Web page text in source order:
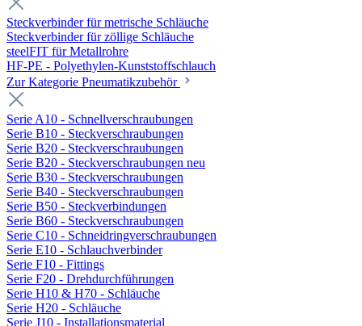
Steckverbinder für metrische Schläuche
Steckverbinder für zöllige Schläuche
steelFIT für Metallrohre
HF-PE - Polyethylen-Kunststoffschlauch
Zur Kategorie Pneumatikzubehör
Serie A10 - Schnellverschraubungen
Serie B10 - Steckverschraubungen
Serie B20 - Steckverschraubungen
Serie B20 - Steckverschraubungen neu
Serie B30 - Steckverschraubungen
Serie B40 - Steckverschraubungen
Serie B50 - Steckverbindungen
Serie B60 - Steckverschraubungen
Serie C10 - Schneidringverschraubungen
Serie E10 - Schlauchverbinder
Serie F10 - Fittings
Serie F20 - Drehdurchführungen
Serie H10 & H70 - Schläuche
Serie H20 - Schläuche
Serie J10 - Installationsmaterial